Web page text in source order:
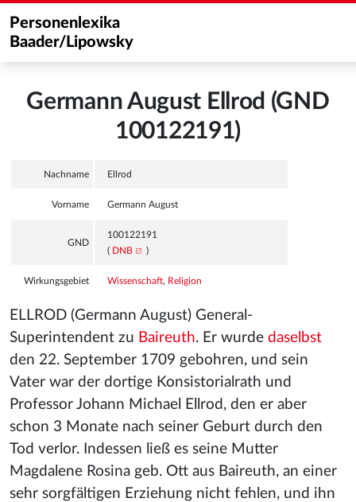
Personenlexika
Baader/Lipowsky
Germann August Ellrod (GND
100122191)
Nachname Ellrod
Vorname Germann August
GND
100122191
( DNB )
Wirkungsgebiet Wissenschaft, Religion
ELLROD (Germann August) General-
Superintendent zu Baireuth. Er wurde daselbst
den 22. September 1709 gebohren, und sein
Vater war der dortige Konsistorialrath und
Professor Johann Michael Ellrod, den er aber
schon 3 Monate nach seiner Geburt durch den
Tod verlor. Indessen ließ es seine Mutter
Magdalene Rosina geb. Ott aus Baireuth, an einer
sehr sorgfältigen Erziehung nicht fehlen, und ihn